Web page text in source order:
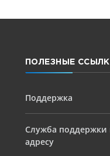
ПОЛЕЗНЫЕ
Поддержка
Служба поддержки
адресу